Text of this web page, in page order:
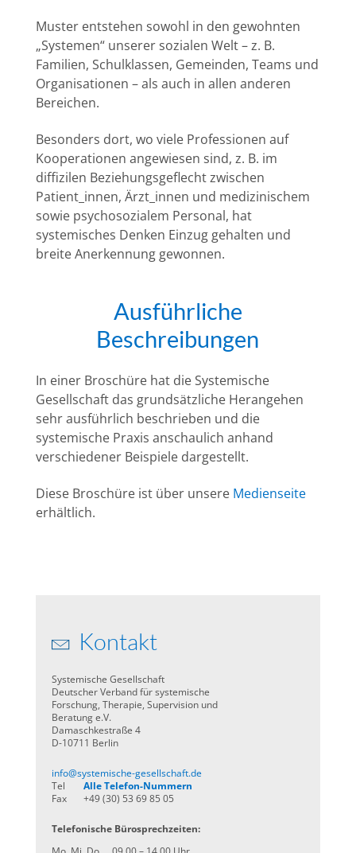
Muster entstehen sowohl in den gewohnten
„Systemen“ unserer sozialen Welt – z. B.
Familien, Schulklassen, Gemeinden, Teams und
Organisationen – als auch in allen anderen
Bereichen.
Besonders dort, wo viele Professionen auf
Kooperationen angewiesen sind, z. B. im
diffizilen Beziehungsgeflecht zwischen
Patient_innen, Ärzt_innen und medizinischem
sowie psychosozialem Personal, hat
systemisches Denken Einzug gehalten und
breite Anerkennung gewonnen.
Ausführliche
Beschreibungen
In einer Broschüre hat die Systemische
Gesellschaft das grundsätzliche Herangehen
sehr ausführlich beschrieben und die
systemische Praxis anschaulich anhand
verschiedener Beispiele dargestellt.
Diese Broschüre ist über unsere Medienseite
erhältlich.
Kontakt
Systemische Gesellschaft
Deutscher Verband für systemische
Forschung, Therapie, Supervision und
Beratung e.V.
Damaschkestraße 4
D-10711 Berlin
info@systemische-gesellschaft.de
Tel
Alle Telefon-Nummern
Fax
+49 (30) 53 69 85 05
Telefonische Bürosprechzeiten: